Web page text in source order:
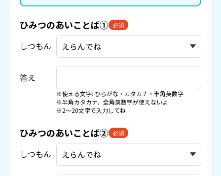
ひみつのあいことば① 必須
しつもん
答え
※使える文字: ひらがな・カタカナ・半角英数字
※半角カタカナ、全角英数字が使えないよ
※2〜20文字で入力してね
ひみつのあいことば② 必須
しつもん